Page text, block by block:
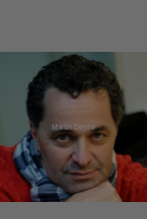
Martin Dejdar